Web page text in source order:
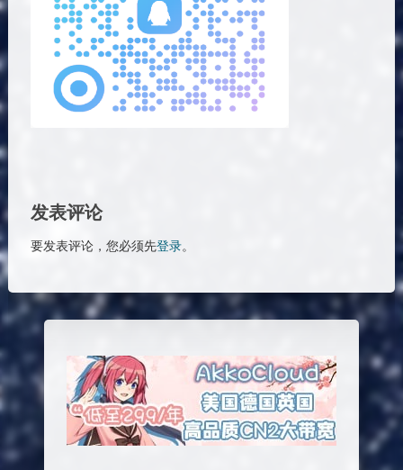
发表评论
要发表评论，您必须先登录。